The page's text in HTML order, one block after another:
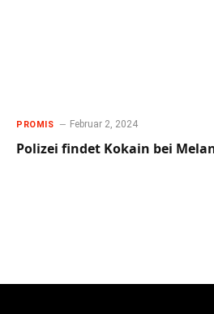
PROMIS Februar 2, 2024
Polizei findet Kokain bei